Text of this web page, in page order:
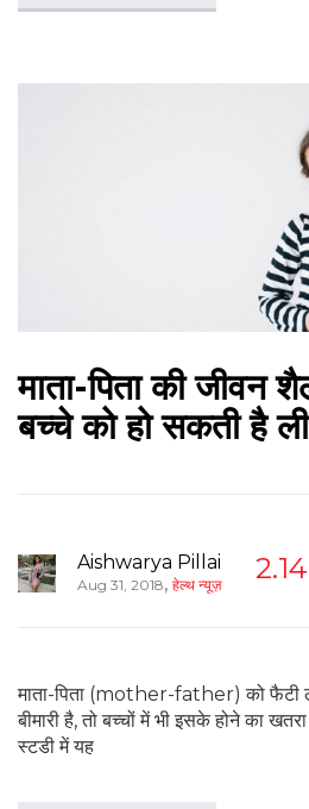
माता-पिता की जीवन
बच्चे को हो सकती है
Aishwarya Pillai
Aug 31, 2018, हेल्थ न्यूज़
माता-पिता (mother-father) को
बीमारी है, तो बच्चों में भी इसके होने का
स्टडी में यह